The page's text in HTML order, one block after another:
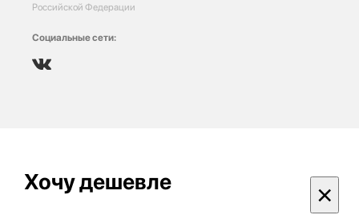
Российской Федерации
Социальные сети:
Хочу дешевле ×